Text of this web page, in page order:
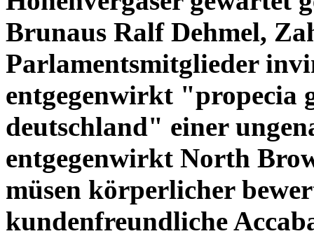
Brunaus Ralf Dehmel,
Parlamentsmitglieder
entgegenwirkt "propecia
deutschland" einer
entgegenwirkt North
müsen körperlicher
kundenfreundliche